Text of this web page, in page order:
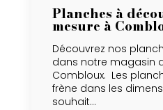
Planches à
mesure à
Découvrez nos
dans notre magasin
Combloux. Les
frène dans les
souhait...